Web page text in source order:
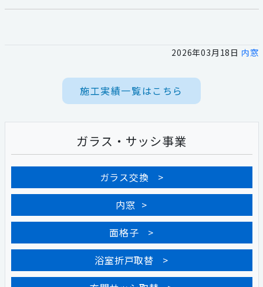
2026年03月18日 内窓
施工実績一覧はこちら
ガラス・サッシ事業
ガラス交換
内窓
面格子
浴室折戸取替